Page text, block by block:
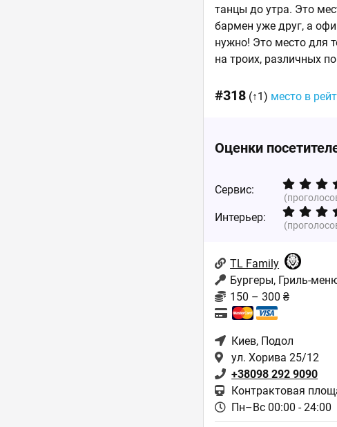
танцы до утра. Это
бармен уже друг, а
нужно! Это место для
на троих, различных
#318 (↑1) место в
Оценки
Сервис:
Интерьер:
TL Family
Бургеры, Гриль-
150 – 300 ₴
Киев, Подол
ул. Хорива 25/12
+38098 292 9090
Контрактовая
Пн–Вс 00:00 - 24:00